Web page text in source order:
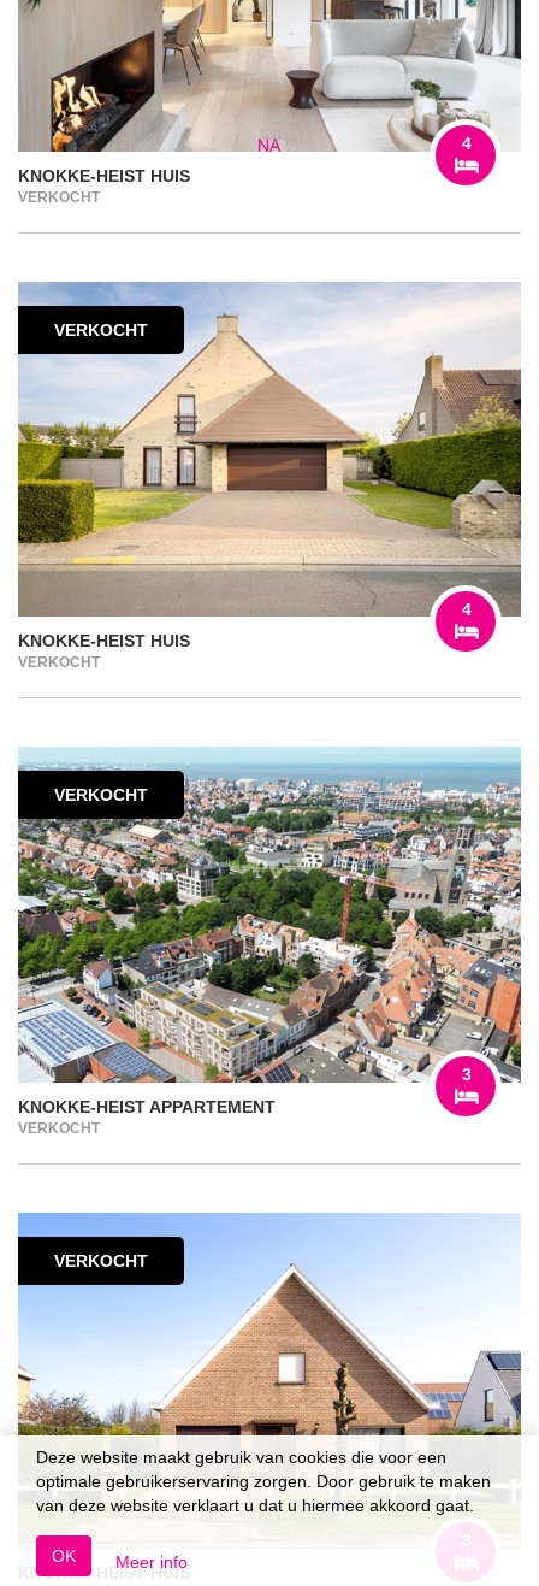
KNOKKE-HEIST HUIS
VERKOCHT
4
VERKOCHT
KNOKKE-HEIST HUIS
VERKOCHT
4
VERKOCHT
KNOKKE-HEIST APPARTEMENT
VERKOCHT
3
VERKOCHT
KNOKKE-HEIST HUIS
3
Deze website maakt gebruik van cookies die voor een
optimale gebruikerservaring zorgen. Door gebruik te maken
van deze website verklaart u dat u hiermee akkoord gaat.
OK Meer info